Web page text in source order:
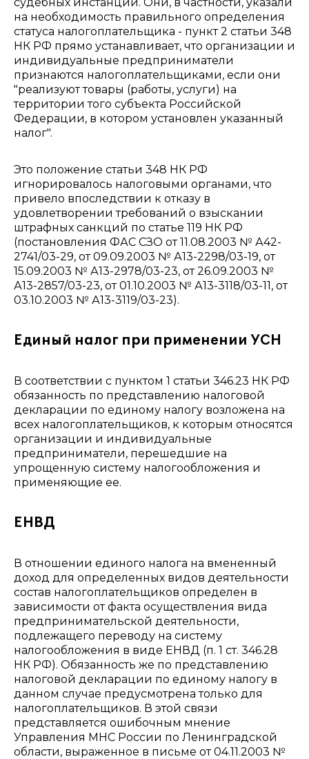
на необходимость правильного определения
статуса налогоплательщика - пункт 2 статьи 348
НК РФ прямо устанавливает, что организации и
индивидуальные предприниматели
признаются налогоплательщиками, если они
"реализуют товары (работы, услуги) на
территории того субъекта Российской
Федерации, в котором установлен указанный
налог".
Это положение статьи 348 НК РФ
игнорировалось налоговыми органами, что
привело впоследствии к отказу в
удовлетворении требований о взыскании
штрафных санкций по статье 119 НК РФ
(постановления ФАС СЗО от 11.08.2003 № А42-
2741/03-29, от 09.09.2003 № А13-2298/03-19, от
15.09.2003 № А13-2978/03-23, от 26.09.2003 №
А13-2857/03-23, от 01.10.2003 № А13-3118/03-11, от
03.10.2003 № А13-3119/03-23).
Единый налог при применении УСН
В соответствии с пунктом 1 статьи 346.23 НК РФ
обязанность по представлению налоговой
декларации по единому налогу возложена на
всех налогоплательщиков, к которым относятся
организации и индивидуальные
предприниматели, перешедшие на
упрощенную систему налогообложения и
применяющие ее.
ЕНВД
В отношении единого налога на вмененный
доход для определенных видов деятельности
состав налогоплательщиков определен в
зависимости от факта осуществления вида
предпринимательской деятельности,
подлежащего переводу на систему
налогообложения в виде ЕНВД (п. 1 ст. 346.28
НК РФ). Обязанность же по представлению
налоговой декларации по единому налогу в
данном случае предусмотрена только для
налогоплательщиков. В этой связи
представляется ошибочным мнение
Управления МНС России по Ленинградской
области, выраженное в письме от 04.11.2003 №